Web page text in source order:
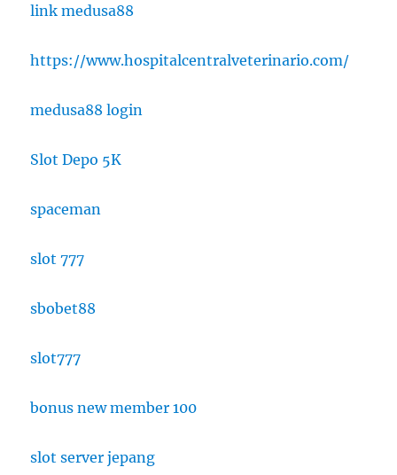
link medusa88
https://www.hospitalcentralveterinario.com/
medusa88 login
Slot Depo 5K
spaceman
slot 777
sbobet88
slot777
bonus new member 100
slot server jepang